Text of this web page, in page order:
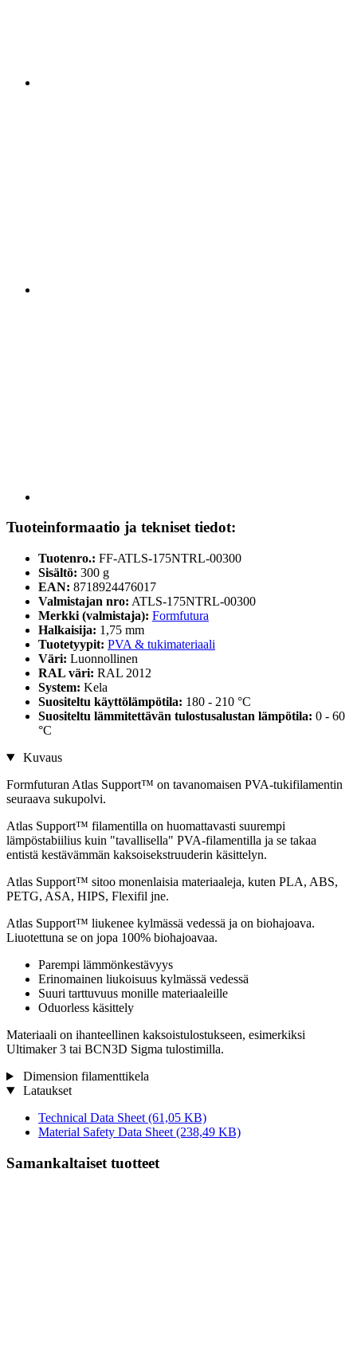
Tuoteinformaatio ja tekniset tiedot:
Tuotenro.: FF-ATLS-175NTRL-00300
Sisältö: 300 g
EAN: 8718924476017
Valmistajan nro: ATLS-175NTRL-00300
Merkki (valmistaja): Formfutura
Halkaisija: 1,75 mm
Tuotetyypit: PVA & tukimateriaali
Väri: Luonnollinen
RAL väri: RAL 2012
System: Kela
Suositeltu käyttölämpötila: 180 - 210 °C
Suositeltu lämmitettävän tulostusalustan lämpötila: 0 - 60
°C
Kuvaus
Formfuturan Atlas Support™ on tavanomaisen PVA-tukifilamentin
seuraava sukupolvi.
Atlas Support™ filamentilla on huomattavasti suurempi
lämpöstabiilius kuin "tavallisella" PVA-filamentilla ja se takaa
entistä kestävämmän kaksoisekstruuderin käsittelyn.
Atlas Support™ sitoo monenlaisia ​​materiaaleja, kuten PLA, ABS,
PETG, ASA, HIPS, Flexifil jne.
Atlas Support™ liukenee kylmässä vedessä ja on biohajoava.
Liuotettuna se on jopa 100% biohajoavaa.
Parempi lämmönkestävyys
Erinomainen liukoisuus kylmässä vedessä
Suuri tarttuvuus monille materiaaleille
Oduorless käsittely
Materiaali on ihanteellinen kaksoistulostukseen, esimerkiksi
Ultimaker 3 tai BCN3D Sigma tulostimilla.
Dimension filamenttikela
Lataukset
Technical Data Sheet (61,05 KB)
Material Safety Data Sheet (238,49 KB)
Samankaltaiset tuotteet